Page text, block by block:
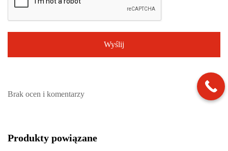
Brak ocen i komentarzy
Produkty powiązane